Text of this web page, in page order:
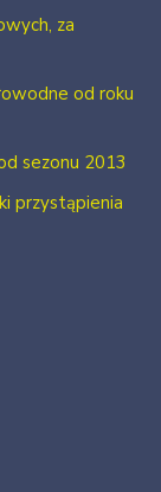
za
od roku
sezonu 2013
przystąpienia